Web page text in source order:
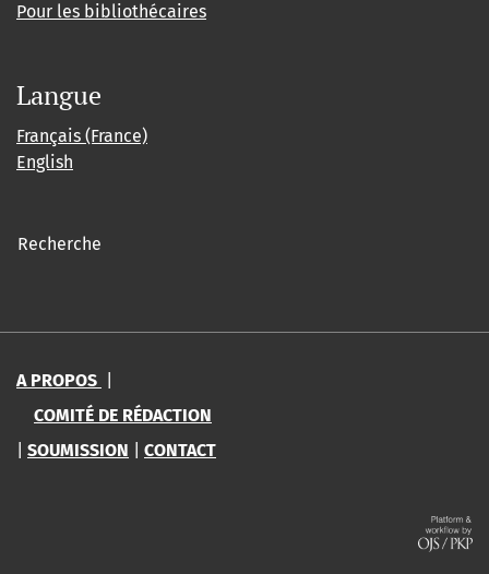
Pour les bibliothécaires
Langue
Français (France)
English
Recherche
A PROPOS
COMITÉ DE RÉDACTION
SOUMISSION CONTACT